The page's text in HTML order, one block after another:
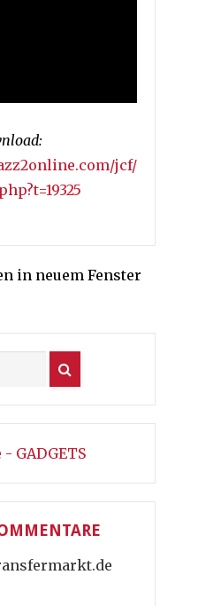
jcf/
in neuem Fenster
GADGETS